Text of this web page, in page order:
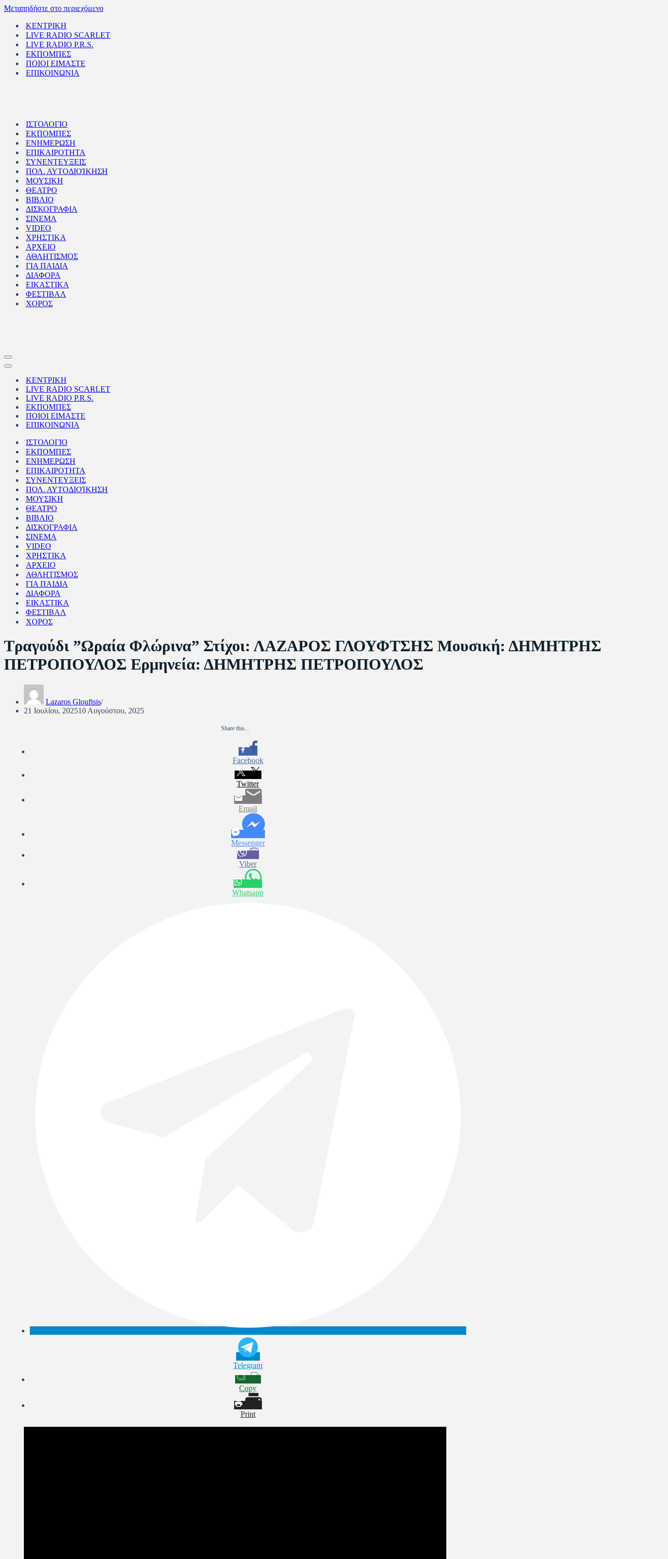
Μεταπηδήστε στο περιεχόμενο
ΚΕΝΤΡΙΚΗ
LIVE RADIO SCARLET
LIVE RADIO P.R.S.
ΕΚΠΟΜΠΕΣ
ΠΟΙΟΙ ΕΙΜΑΣΤΕ
ΕΠΙΚΟΙΝΩΝΙΑ
ΙΣΤΟΛΟΓΙΟ
ΕΚΠΟΜΠΕΣ
ΕΝΗΜΕΡΩΣΗ
ΕΠΙΚΑΙΡΟΤΗΤΑ
ΣΥΝΕΝΤΕΥΞΕΙΣ
ΠΟΛ. ΑΥΤΟΔΙΟΊΚΗΣΗ
ΜΟΥΣΙΚΗ
ΘΕΑΤΡΟ
ΒΙΒΛΙΟ
ΔΙΣΚΟΓΡΑΦΙΑ
ΣΙΝΕΜΑ
VIDEO
ΧΡΗΣΤΙΚΑ
ΑΡΧΕΙΟ
ΑΘΛΗΤΙΣΜΟΣ
ΓΙΑ ΠΑΙΔΙΑ
ΔΙΑΦΟΡΑ
ΕΙΚΑΣΤΙΚΑ
ΦΕΣΤΙΒΑΛ
ΧΟΡΟΣ
Μενού
πλοήγησης
Μενού
πλοήγησηςΚΕΝΤΡΙΚΗ
LIVE RADIO SCARLET
LIVE RADIO P.R.S.
ΕΚΠΟΜΠΕΣ
ΠΟΙΟΙ ΕΙΜΑΣΤΕ
ΕΠΙΚΟΙΝΩΝΙΑ
ΙΣΤΟΛΟΓΙΟ
ΕΚΠΟΜΠΕΣ
ΕΝΗΜΕΡΩΣΗ
ΕΠΙΚΑΙΡΟΤΗΤΑ
ΣΥΝΕΝΤΕΥΞΕΙΣ
ΠΟΛ. ΑΥΤΟΔΙΟΊΚΗΣΗ
ΜΟΥΣΙΚΗ
ΘΕΑΤΡΟ
ΒΙΒΛΙΟ
ΔΙΣΚΟΓΡΑΦΙΑ
ΣΙΝΕΜΑ
VIDEO
ΧΡΗΣΤΙΚΑ
ΑΡΧΕΙΟ
ΑΘΛΗΤΙΣΜΟΣ
ΓΙΑ ΠΑΙΔΙΑ
ΔΙΑΦΟΡΑ
ΕΙΚΑΣΤΙΚΑ
ΦΕΣΤΙΒΑΛ
ΧΟΡΟΣ
Τραγούδι ”Ωραία Φλώρινα” Στίχοι: ΛΑΖΑΡΟΣ ΓΛΟΥΦΤΣΗΣ Μουσική: ΔΗΜΗΤΡΗΣ
ΠΕΤΡΟΠΟΥΛΟΣ Ερμηνεία: ΔΗΜΗΤΡΗΣ ΠΕΤΡΟΠΟΥΛΟΣ
Lazaros Glouftsis
21 Ιουλίου, 202510 Αυγούστου, 2025
Share this...
Facebook
Twitter
Email
Messenger
Viber
Whatsapp
Telegram
Copy
Print